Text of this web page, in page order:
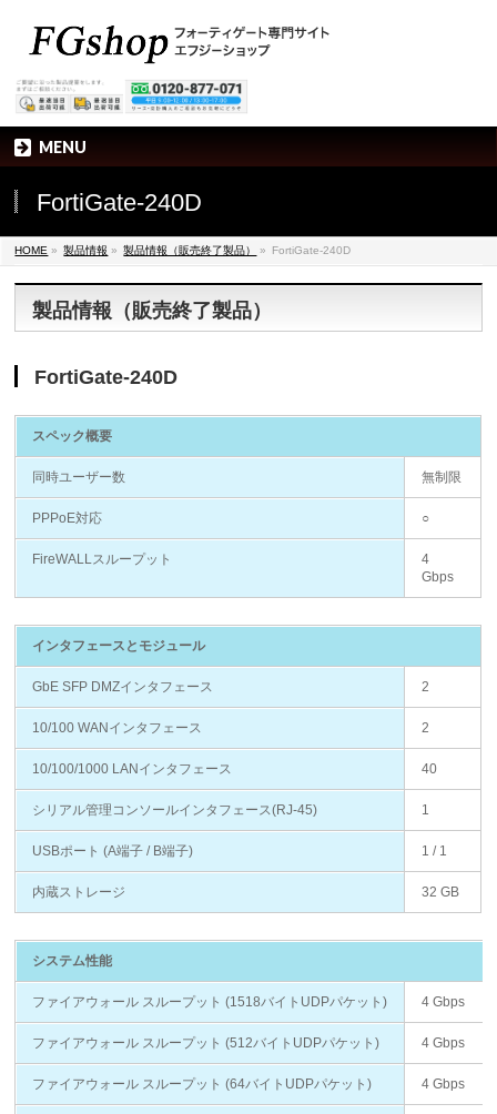
MENU
FortiGate-240D
HOME » 製品情報 » 製品情報（販売終了製品） » FortiGate-240D
製品情報（販売終了製品）
FortiGate-240D
スペック概要
同時ユーザー数 無制限
PPPoE対応 ○
FireWALLスループット
4
Gbps
インタフェースとモジュール
GbE SFP DMZインタフェース 2
10/100 WANインタフェース 2
10/100/1000 LANインタフェース 40
シリアル管理コンソールインタフェース(RJ-45) 1
USBポート (A端子 / B端子) 1 / 1
内蔵ストレージ 32 GB
システム性能
ファイアウォール スループット (1518バイトUDPパケット) 4 Gbps
ファイアウォール スループット (512バイトUDPパケット) 4 Gbps
ファイアウォール スループット (64バイトUDPパケット) 4 Gbps